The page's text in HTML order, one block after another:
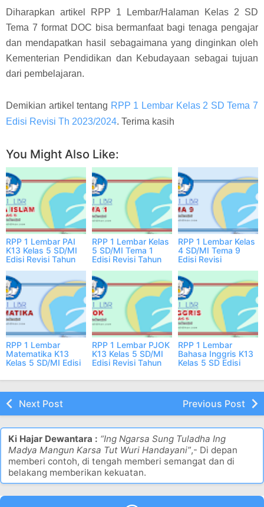
Diharapkan artikel RPP 1 Lembar/Halaman Kelas 2 SD
Tema 7 format DOC bisa bermanfaat bagi tenaga pengajar
dan mendapatkan hasil sebagaimana yang dinginkan oleh
Kementerian Pendidikan dan Kebudayaan sebagai tujuan
dari pembelajaran.
Demikian artikel tentang RPP 1 Lembar Kelas 2 SD Tema 7
Edisi Revisi Th 2023/2024. Terima kasih
You Might Also Like:
RPP 1 Lembar PAI
K13 Kelas 5 SD/MI
Edisi Revisi Tahun
RPP 1 Lembar Kelas
5 SD/MI Tema 1
Edisi Revisi Tahun
RPP 1 Lembar Kelas
4 SD/MI Tema 9
Edisi Revisi
RPP 1 Lembar
Matematika K13
Kelas 5 SD/MI Edisi
RPP 1 Lembar PJOK
K13 Kelas 5 SD/MI
Edisi Revisi Tahun
RPP 1 Lembar
Bahasa Inggris K13
Kelas 5 SD Edisi
2023/2024
Next Post Previous Post
Ki Hajar Dewantara : “Ing Ngarsa Sung Tuladha Ing
Madya Mangun Karsa Tut Wuri Handayani”,- Di depan
memberi contoh, di tengah memberi semangat dan di
belakang memberikan kekuatan.